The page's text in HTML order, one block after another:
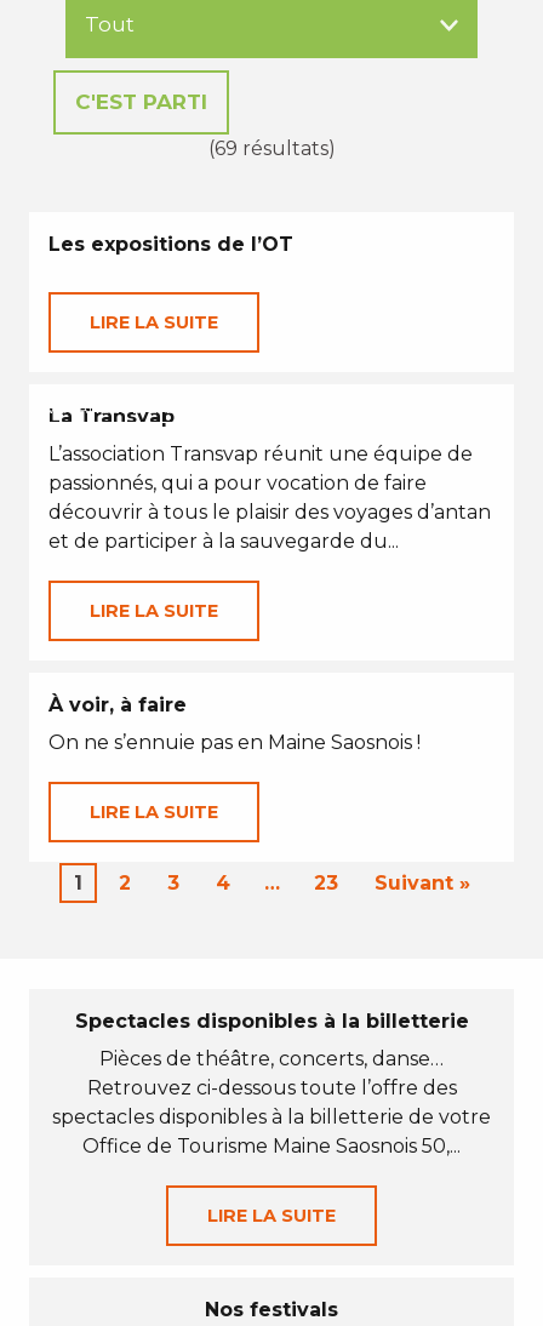
(69 résultats)
Les expositions de l’OT
LIRE LA SUITE
VACANCES D'ÉTÉ
La Transvap
L’association Transvap réunit une équipe de
passionnés, qui a pour vocation de faire
découvrir à tous le plaisir des voyages d’antan
et de participer à la sauvegarde du...
LIRE LA SUITE
À voir, à faire
On ne s’ennuie pas en Maine Saosnois !
LIRE LA SUITE
1 2 3 4 … 23 Suivant »
Spectacles disponibles à la billetterie
Pièces de théâtre, concerts, danse…
Retrouvez ci-dessous toute l’offre des
spectacles disponibles à la billetterie de votre
Office de Tourisme Maine Saosnois 50,...
LIRE LA SUITE
Nos festivals